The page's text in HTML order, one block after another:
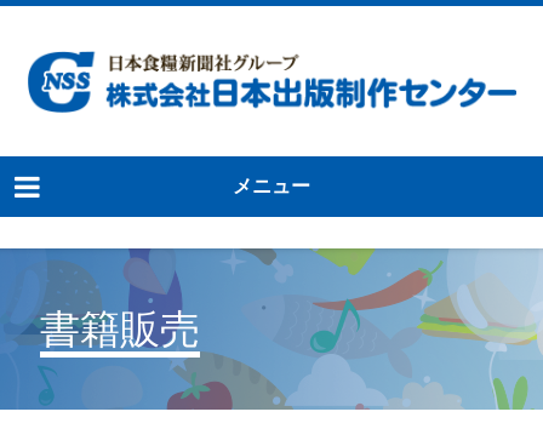
メニュー
書籍販売